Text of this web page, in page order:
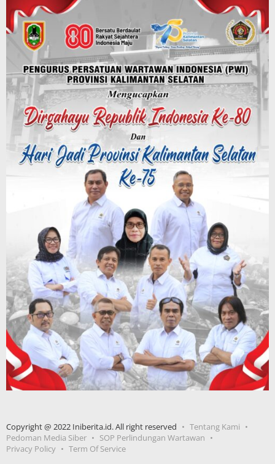
Copyright @ 2022 Iniberita.id. All right reserved
Tentang Kami
Pedoman Media Siber
SOP Perlindungan Wartawan
Privacy Policy
Term Of Service